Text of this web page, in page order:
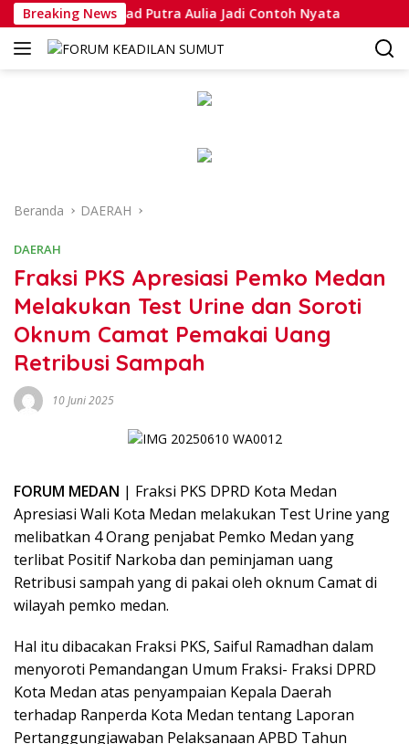
Langsung
ke
konten
Breaking News
Muhammad Putra Aulia Jadi Contoh Nyata
Beranda DAERAH
DAERAH
Fraksi PKS Apresiasi Pemko Medan
Melakukan Test Urine dan Soroti
Oknum Camat Pemakai Uang
Retribusi Sampah
10 Juni 2025
FORUM MEDAN | Fraksi PKS DPRD Kota Medan
Apresiasi Wali Kota Medan melakukan Test Urine yang
melibatkan 4 Orang penjabat Pemko Medan yang
terlibat Positif Narkoba dan peminjaman uang
Retribusi sampah yang di pakai oleh oknum Camat di
wilayah pemko medan.
Hal itu dibacakan Fraksi PKS, Saiful Ramadhan dalam
menyoroti Pemandangan Umum Fraksi- Fraksi DPRD
Kota Medan atas penyampaian Kepala Daerah
terhadap Ranperda Kota Medan tentang Laporan
Pertanggungjawaban Pelaksanaan APBD Tahun